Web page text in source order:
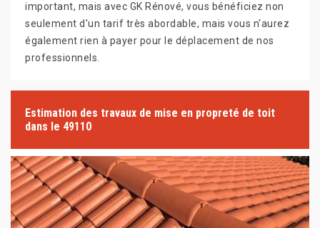
important, mais avec GK Rénové, vous bénéficiez non
seulement d'un tarif très abordable, mais vous n'aurez
également rien à payer pour le déplacement de nos
professionnels.
Estimation des travaux de mise en propreté de toit
dans le 49110